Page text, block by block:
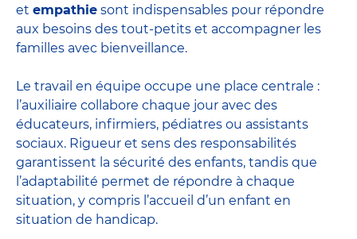
et empathie sont indispensables pour répondre
aux besoins des tout-petits et accompagner les
familles avec bienveillance.
Le travail en équipe occupe une place centrale :
l’auxiliaire collabore chaque jour avec des
éducateurs, infirmiers, pédiatres ou assistants
sociaux. Rigueur et sens des responsabilités
garantissent la sécurité des enfants, tandis que
l’adaptabilité permet de répondre à chaque
situation, y compris l’accueil d’un enfant en
situation de handicap.